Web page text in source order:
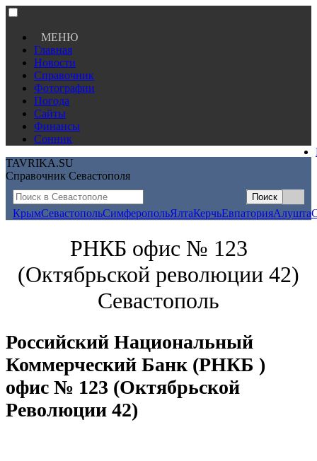
МЕНЮ
Главная
Новости
Справочник
Фотографии
Погода
Сайты
Финансы
Сонник
TAVRIKA.SU
Справочник Севастополя
КрымСевастопольСимферопольЯлтаКерчьЕвпаторияАлушта
РНКБ офис № 123
(Октябрьской революции 42)
Севастополь
Российский Национальный
Коммерческий Банк (РНКБ )
офис № 123 (Октябрьской
Революции 42)